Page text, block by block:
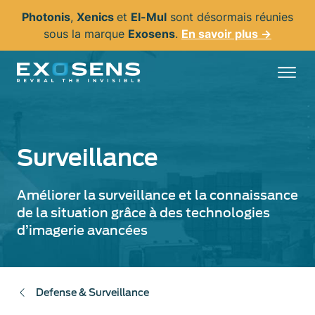
principal
Photonis, Xenics et El-Mul sont désormais réunies
sous la marque Exosens. En savoir plus →
Surveillance
Améliorer la surveillance et la connaissance
de la situation grâce à des technologies
d’imagerie avancées
Defense & Surveillance